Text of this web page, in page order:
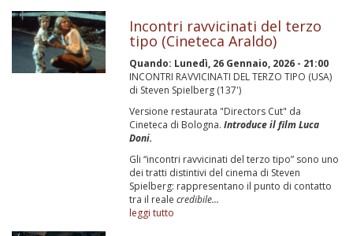
Incontri ravvicinati del terzo
tipo (Cineteca Araldo)
Quando: Lunedì, 26 Gennaio, 2026 - 21:00
INCONTRI RAVVICINATI DEL TERZO TIPO (USA)
di Steven Spielberg (137')
Versione restaurata "Directors Cut" da
Cineteca di Bologna.Introduce il film Luca
Doni.
Gli “incontri ravvicinati del terzo tipo” sono uno
dei tratti distintivi del cinema di Steven
Spielberg: rappresentano il punto di contatto
tra il realecredibile...
leggi tutto